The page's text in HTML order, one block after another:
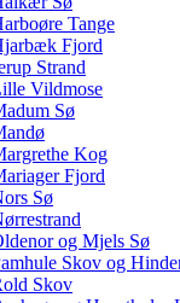
Tange
Fjord
Strand
Vildmose
Sø
Kog
Fjord
Sø
og Mjels Sø
Skov og
Skov